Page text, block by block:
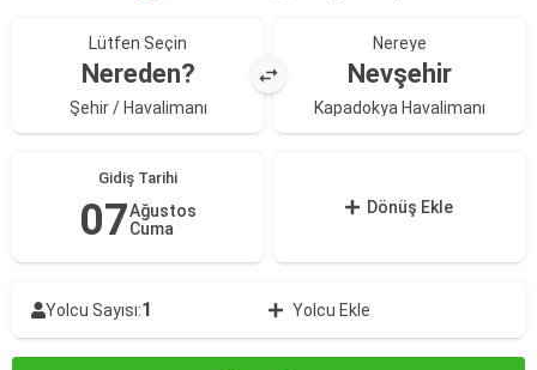
Lütfen Seçin
Nereden?
Şehir / Havalimanı
Nereye
Nevşehir
Kapadokya Havalimanı
Gidiş Tarihi
07Ağustos
Cuma
Dönüş Ekle
Yolcu Sayısı:1 Yolcu Ekle